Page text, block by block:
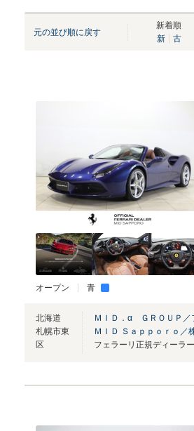
元の並び順に戻す
新着順
新
古
オープン 青
北海道
札幌市東
区
ＭＩＤ．α ＧＲＯＵＰ／
ＭＩＤ Ｓａｐｐｏｒｏ
フェラーリ正規ディーラ